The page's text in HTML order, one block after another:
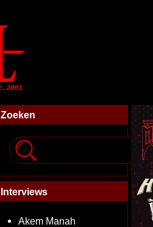
Zoeken
Interviews
Akem Manah